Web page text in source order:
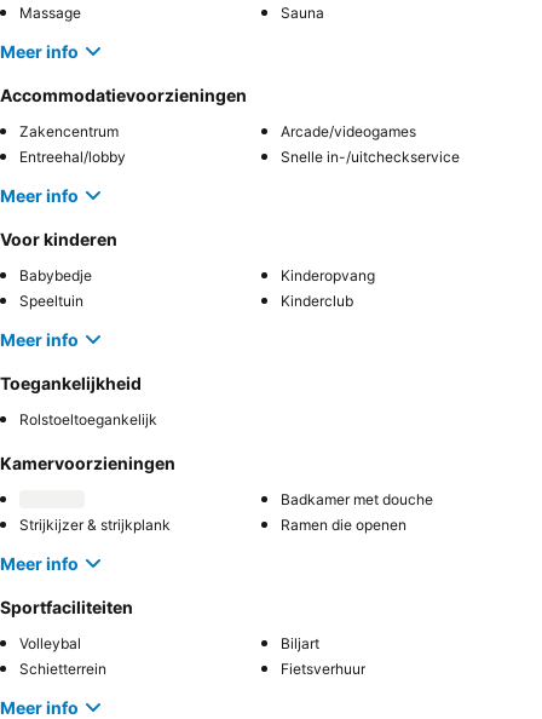
Massage Sauna
Meer info
Accommodatievoorzieningen
Zakencentrum
Arcade/videogames
Entreehal/lobby
Snelle in-/uitcheckservice
Meer info
Voor kinderen
Babybedje
Kinderopvang
Speeltuin
Kinderclub
Meer info
Toegankelijkheid
Rolstoeltoegankelijk
Kamervoorzieningen
Badkamer met douche
Strijkijzer & strijkplank
Ramen die openen
Meer info
Sportfaciliteiten
Volleybal
Biljart
Schietterrein
Fietsverhuur
Meer info